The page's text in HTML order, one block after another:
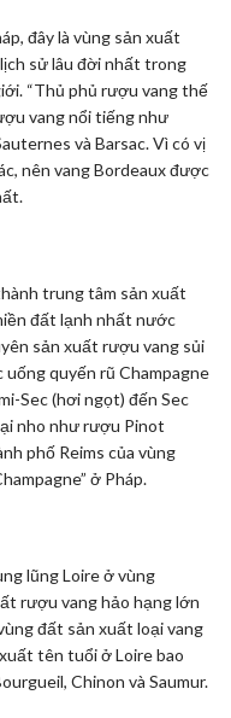
đây là vùng sản xuất
sử lâu đời nhất trong
“Thủ phủ rượu vang thế
vang nổi tiếng như
và Barsac. Vì có vị
nên vang Bordeaux được
trung tâm sản xuất
đất lạnh nhất nước
sản xuất rượu vang sủi
quyến rũ Champagne
Sec (hơi ngọt) đến Sec
nho như rượu Pinot
phố Reims của vùng
ở Pháp.
lũng Loire ở vùng
rượu vang hảo hạng lớn
đất sản xuất loại vang
tên tuổi ở Loire bao
Chinon và Saumur.